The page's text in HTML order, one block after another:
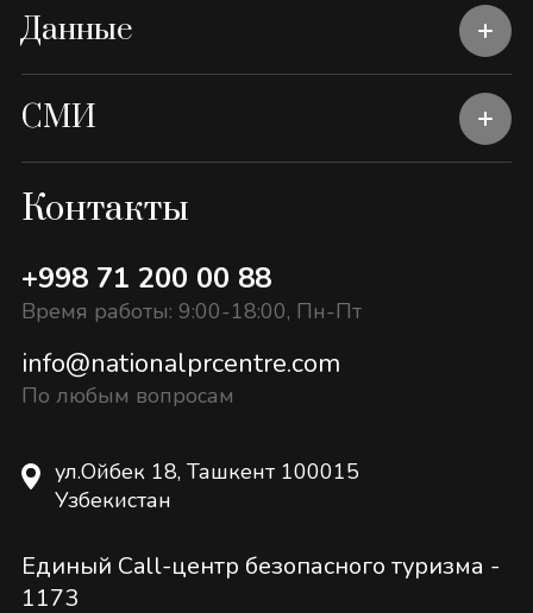
Данные
СМИ
Контакты
+998 71 200 00 88
Время работы: 9:00-18:00, Пн-Пт
info@nationalprcentre.com
По любым вопросам
ул.Ойбек 18, Ташкент 100015
Узбекистан
Единый Call-центр безопасного туризма -
1173